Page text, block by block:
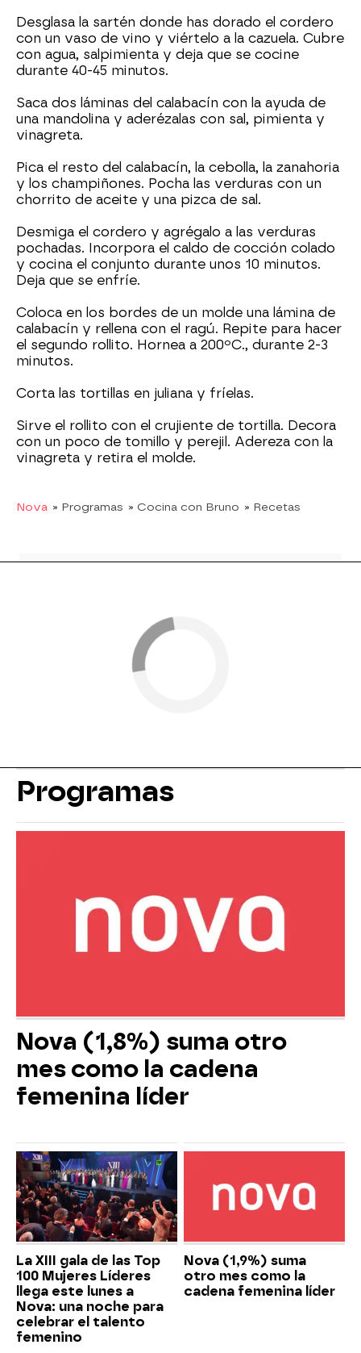
Desglasa la sartén donde has dorado el cordero
con un vaso de vino y viértelo a la cazuela. Cubre
con agua, salpimienta y deja que se cocine
durante 40-45 minutos.
Saca dos láminas del calabacín con la ayuda de
una mandolina y aderézalas con sal, pimienta y
vinagreta.
Pica el resto del calabacín, la cebolla, la zanahoria
y los champiñones. Pocha las verduras con un
chorrito de aceite y una pizca de sal.
Desmiga el cordero y agrégalo a las verduras
pochadas. Incorpora el caldo de cocción colado
y cocina el conjunto durante unos 10 minutos.
Deja que se enfríe.
Coloca en los bordes de un molde una lámina de
calabacín y rellena con el ragú. Repite para hacer
el segundo rollito. Hornea a 200ºC., durante 2-3
minutos.
Corta las tortillas en juliana y fríelas.
Sirve el rollito con el crujiente de tortilla. Decora
con un poco de tomillo y perejil. Adereza con la
vinagreta y retira el molde.
Nova » Programas » Cocina con Bruno » Recetas
Programas
Nova (1,8%) suma otro
mes como la cadena
femenina líder
La XIII gala de las Top
100 Mujeres Líderes
llega este lunes a
Nova: una noche para
celebrar el talento
femenino
Nova (1,9%) suma
otro mes como la
cadena femenina líder